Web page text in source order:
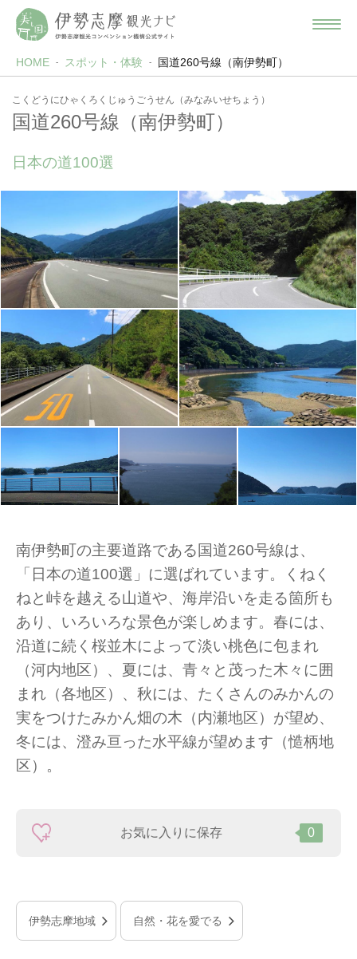
HOME スポット・体験 国道260号線（南伊勢町）
こくどうにひゃくろくじゅうごうせん（みなみいせちょう）
国道260号線（南伊勢町）
日本の道100選
南伊勢町の主要道路である国道260号線は、
「日本の道100選」に選ばれています。くねく
ねと峠を越える山道や、海岸沿いを走る箇所も
あり、いろいろな景色が楽しめます。春には、
沿道に続く桜並木によって淡い桃色に包まれ
（河内地区）、夏には、青々と茂った木々に囲
まれ（各地区）、秋には、たくさんのみかんの
実をつけたみかん畑の木（内瀬地区）が望め、
冬には、澄み亘った水平線が望めます（慥柄地
区）。
お気に入りに保存 0
伊勢志摩地域 自然・花を愛でる